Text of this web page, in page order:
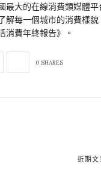
最大的在線消費類媒體
解每一個城市的消費樣
消費年終報告》。
0 SHARES
近期文